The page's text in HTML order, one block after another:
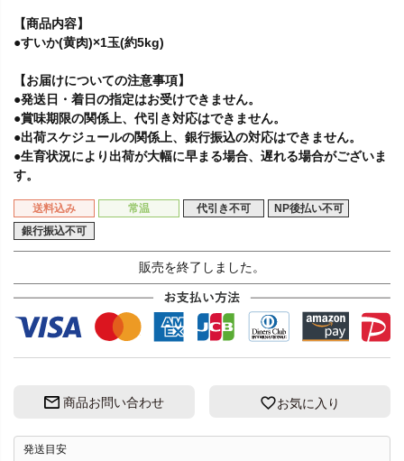
【商品内容】
●すいか(黄肉)×1玉(約5kg)
【お届けについての注意事項】
●発送日・着日の指定はお受けできません。
●賞味期限の関係上、代引き対応はできません。
●出荷スケジュールの関係上、銀行振込の対応はできません。
●生育状況により出荷が大幅に早まる場合、遅れる場合がございま
す。
送料込み 常温 代引き不可
NP後払い不可
銀行振込不可
販売を終了しました。
商品お問い合わせ お気に入り
発送目安